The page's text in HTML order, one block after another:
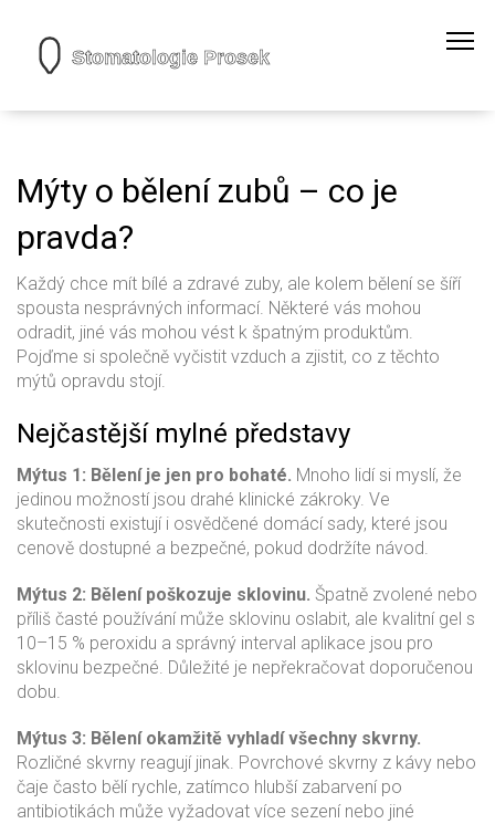
Mýty o bělení zubů – co je
pravda?
Každý chce mít bílé a zdravé zuby, ale kolem bělení se šíří
spousta nesprávných informací. Některé vás mohou
odradit, jiné vás mohou vést k špatným produktům.
Pojďme si společně vyčistit vzduch a zjistit, co z těchto
mýtů opravdu stojí.
Nejčastější mylné představy
Mýtus 1: Bělení je jen pro bohaté. Mnoho lidí si myslí, že
jedinou možností jsou drahé klinické zákroky. Ve
skutečnosti existují i osvědčené domácí sady, které jsou
cenově dostupné a bezpečné, pokud dodržíte návod.
Mýtus 2: Bělení poškozuje sklovinu. Špatně zvolené nebo
příliš časté používání může sklovinu oslabit, ale kvalitní gel s
10–15 % peroxidu a správný interval aplikace jsou pro
sklovinu bezpečné. Důležité je nepřekračovat doporučenou
dobu.
Mýtus 3: Bělení okamžitě vyhladí všechny skvrny.
Rozličné skvrny reagují jinak. Povrchové skvrny z kávy nebo
čaje často bělí rychle, zatímco hlubší zabarvení po
antibiotikách může vyžadovat více sezení nebo jiné